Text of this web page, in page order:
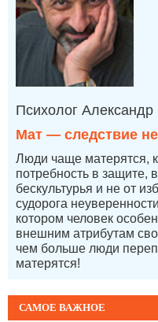
САМОЕ ВАЖНОЕ
Психолог Александр
Мат — следствие
Люди чаще матерятся,
потребность в защите,
бескультурья и не от
судорога
котором человек
внешним атрибутам
чем больше люди
матерятся!